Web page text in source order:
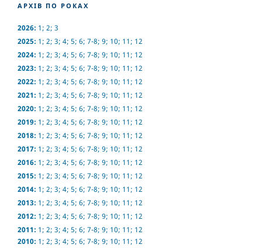
АРХІВ ПО РОКАХ
2026: 1; 2; 3
2025: 1; 2; 3; 4; 5; 6; 7-8; 9; 10; 11; 12
2024: 1; 2; 3; 4; 5; 6; 7-8; 9; 10; 11; 12
2023: 1; 2; 3; 4; 5; 6; 7-8; 9; 10; 11; 12
2022: 1; 2; 3; 4; 5; 6; 7-8; 9; 10; 11; 12
2021: 1; 2; 3; 4; 5; 6; 7-8; 9; 10; 11; 12
2020: 1; 2; 3; 4; 5; 6; 7-8; 9; 10; 11; 12
2019: 1; 2; 3; 4; 5; 6; 7-8; 9; 10; 11; 12
2018: 1; 2; 3; 4; 5; 6; 7-8; 9; 10; 11; 12
2017: 1; 2; 3; 4; 5; 6; 7-8; 9; 10; 11; 12
2016: 1; 2; 3; 4; 5; 6; 7-8; 9; 10; 11; 12
2015: 1; 2; 3; 4; 5; 6; 7-8; 9; 10; 11; 12
2014: 1; 2; 3; 4; 5; 6; 7-8; 9; 10; 11; 12
2013: 1; 2; 3; 4; 5; 6; 7-8; 9; 10; 11; 12
2012: 1; 2; 3; 4; 5; 6; 7-8; 9; 10; 11; 12
2011: 1; 2; 3; 4; 5; 6; 7-8; 9; 10; 11; 12
2010: 1; 2; 3; 4; 5; 6; 7-8; 9; 10; 11; 12